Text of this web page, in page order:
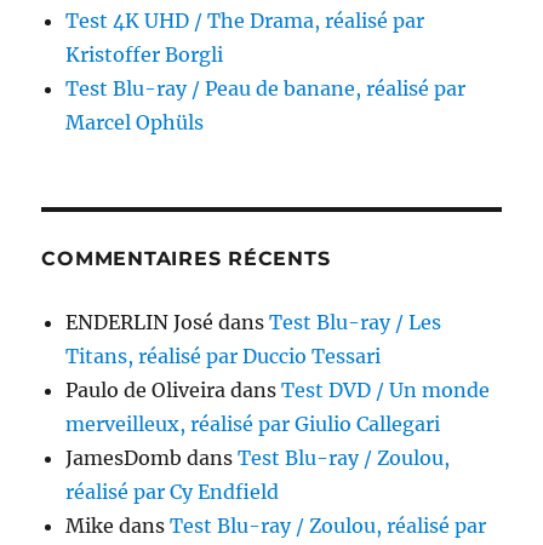
Test 4K UHD / The Drama, réalisé par
Kristoffer Borgli
Test Blu-ray / Peau de banane, réalisé par
Marcel Ophüls
COMMENTAIRES RÉCENTS
ENDERLIN José dansTest Blu-ray / Les
Titans, réalisé par Duccio Tessari
Paulo de Oliveira dansTest DVD / Un monde
merveilleux, réalisé par Giulio Callegari
JamesDomb dansTest Blu-ray / Zoulou,
réalisé par Cy Endfield
Mike dansTest Blu-ray / Zoulou, réalisé par